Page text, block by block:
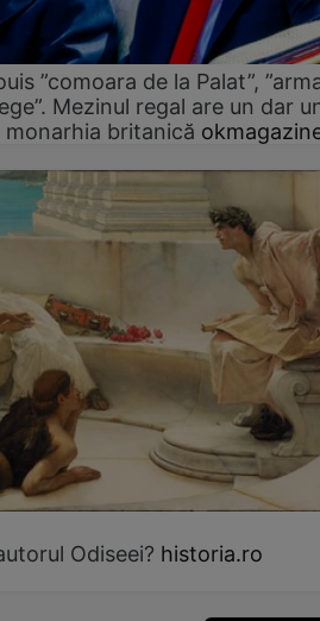
”comoara de la Palat”,
Mezinul regal are un dar
britanică
Odiseei? historia.ro